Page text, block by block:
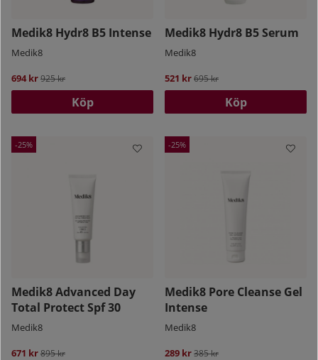
Medik8 Hydr8 B5 Intense
Medik8
694 krOrdinarie pris:
925 kr
Köp
Medik8 Hydr8 B5 Serum
Medik8
521 krOrdinarie pris:
695 kr
Köp
25
Medik8 Advanced Day
Total Protect Spf 30
Medik8
671 krOrdinarie pris:
895 kr
25
Medik8 Pore Cleanse Gel
Intense
Medik8
289 krOrdinarie pris:
385 kr